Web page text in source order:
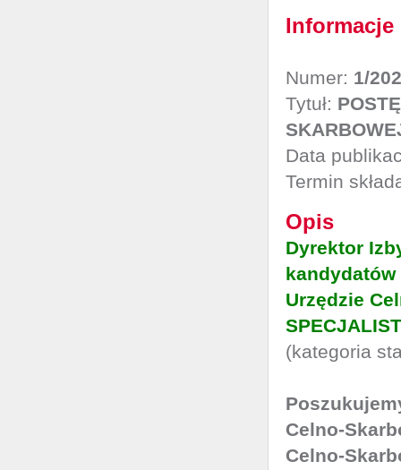
Informacje
Numer: 1/
Tytuł:
Data
Termin
Opis
Dyrektor
kandydatów
Urzędzie
(kategoria
Celno-
Celno-